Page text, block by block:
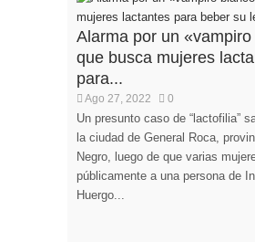
Alarma por un
que busca mujeres
para...
Ago 27, 2022 0
Un presunto caso de “lactofilia”
la ciudad de General Roca,
Negro, luego de que varias
públicamente a una persona de
Huergo...